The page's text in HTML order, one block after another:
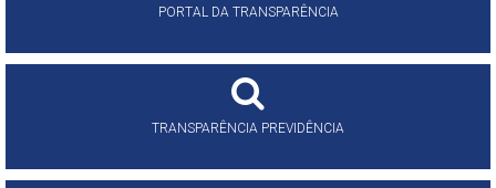
PORTAL DA TRANSPARÊNCIA
TRANSPARÊNCIA PREVIDÊNCIA